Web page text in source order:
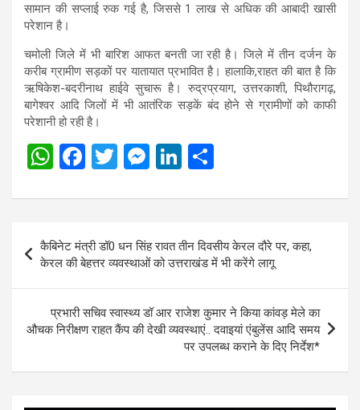
सामान की सप्लाई रुक गई है, जिससे 1 लाख से अधिक की आबादी खासी
परेशान है।
चमोली जिले में भी बारिश आफत बनती जा रही है। जिले में तीन दर्जन के
करीब ग्रामीण सड़कों पर यातायात प्रभावित है। हालाकि,राहत की बात है कि
ऋषिकेश-बदरीनाथ हाईवे सुचारू है। रुद्रप्रयाग, उत्तरकाशी, पिथौरागढ़,
बागेश्वर आदि जिलों में भी आतंरिक सड़कें बंद होने से ग्रामीणों को काफी
परेशानी हो रही है।
W
at
s
A
p
p
F
ce
b
o
o
k
T
tt
er
M
se
g
er
Li
ke
dI
n
ar
e
Post
navigation
कैबिनेट मंत्री डॉ0 धन सिंह रावत तीन दिवसीय केरल दौरे पर, कहा,
केरल की बेहत्तर व्यवस्थाओं को उत्तराखंड में भी करेंगे लागू
प्रभारी सचिव स्वास्थ्य डॉ आर राजेश कुमार ने किया कांवड़ मेले का
औचक निरीक्षण राहत कैंप की देखी व्यवस्थाएं.. दवाइयां एंबुलेंस आदि समय
पर उपलब्ध कराने के दिए निर्देश*